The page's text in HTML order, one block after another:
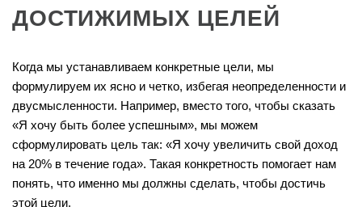
ДОСТИЖИМЫХ ЦЕЛЕЙ
Когда мы устанавливаем конкретные цели, мы
формулируем их ясно и четко, избегая неопределенности и
двусмысленности. Например, вместо того, чтобы сказать
«Я хочу быть более успешным», мы можем
сформулировать цель так: «Я хочу увеличить свой доход
на 20% в течение года». Такая конкретность помогает нам
понять, что именно мы должны сделать, чтобы достичь
этой цели.